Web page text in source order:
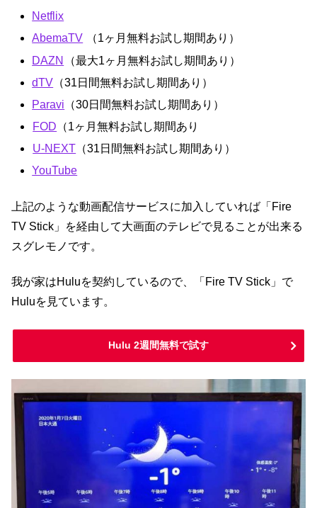
Netflix
AbemaTV
（1ヶ月無料お試し期間あり）
DAZN
（最大1ヶ月無料お試し期間あり）
dTV （31日間無料お試し期間あり）
Paravi （30日間無料お試し期間あり）
FOD （1ヶ月無料お試し期間あり
U-NEXT （31日間無料お試し期間あり）
YouTube
上記のような動画配信サービスに加入していれば「Fire
TV Stick」を経由して大画面のテレビで見ることが出来る
スグレモノです。
我が家はHuluを契約しているので、「Fire TV Stick」で
Huluを見ています。
Hulu 2週間無料で試す